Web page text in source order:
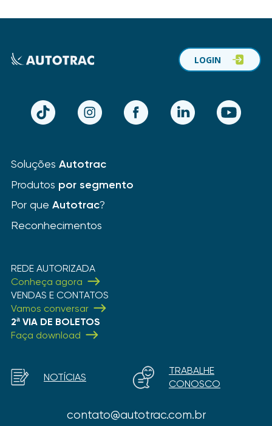
TikTok Instagram Facebook LinkedIn YouTube
LOGIN
Soluções Autotrac
Produtos por segmento
Por que Autotrac?
Reconhecimentos
REDE AUTORIZADA
Conheça agora
VENDAS E CONTATOS
Vamos conversar
2ª VIA DE BOLETOS
Faça download
contato@autotrac.com.br
NOTÍCIAS
TRABALHE
CONOSCO